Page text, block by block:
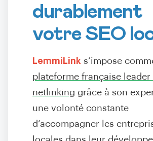
durablement
votre SEO
LemmiLink s’impose
plateforme française leader
netlinking grâce à son
une volonté constante
d’accompagner les